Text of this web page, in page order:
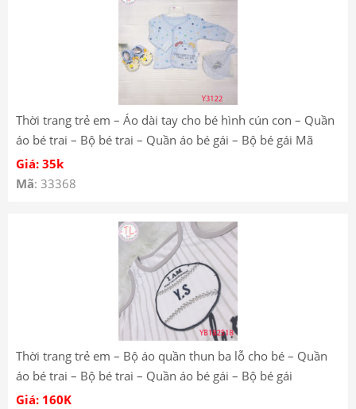
Thời trang trẻ em – Áo dài tay cho bé hình cún con – Quần
áo bé trai – Bộ bé trai – Quần áo bé gái – Bộ bé gái Mã
Y3122
Giá: 35k
Mã: 33368
Thời trang trẻ em – Bộ áo quần thun ba lỗ cho bé – Quần
áo bé trai – Bộ bé trai – Quần áo bé gái – Bộ bé gái
YB182518
Giá: 160K